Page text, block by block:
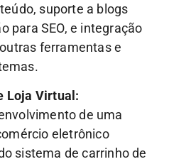
suporte a blogs
para SEO, e integração
ferramentas e
Loja Virtual:
de uma
eletrônico
sistema de carrinho de